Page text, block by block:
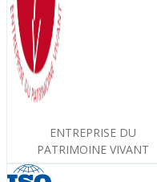
ENTREPRISE DU
PATRIMOINE VIVANT